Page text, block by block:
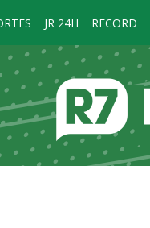
JR 24H RECORD